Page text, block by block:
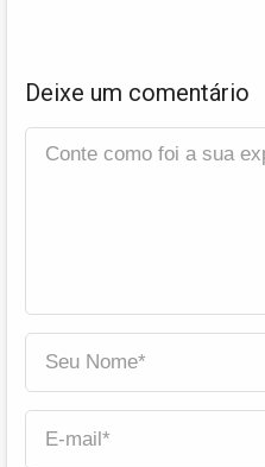
Deixe um comentário